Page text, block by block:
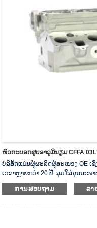
ຫົວກະບອກສູບອາລູມິນຽມ CFFA
ບໍລິສັດແມ່ນຜູ້ຜະລິດຜູ້ສະໜອງ OE ເ
ເວລາຫຼາຍກວ່າ 20 ປີ. ສຸມໃສ່ຄຸນນະ
ການກວດສອບຄວາມຖືກຕ້ອງ
ການໃຊ້ງານທີ່ຍາວນານຂອງຫົວກະບ
ການສອບຖາມ ລາ